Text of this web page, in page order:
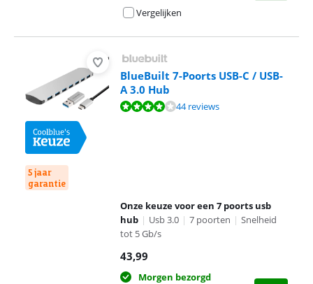
Vergelijken
5 jaar
garantie
BlueBuilt 7-Poorts USB-C / USB-
A 3.0 Hub
Beoordeling is 8,4 van de 10, gebaseerd op 44 reviews.
44 reviews
Onze keuze voor een 7 poorts usb
hub | Usb 3.0 | 7 poorten | Snelheid
tot 5 Gb/s
43,99
Morgen bezorgd